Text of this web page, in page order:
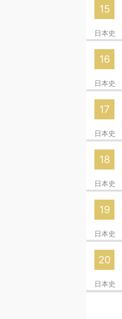
15
日本史
16
日本史
17
日本史
18
日本史
19
日本史
20
日本史